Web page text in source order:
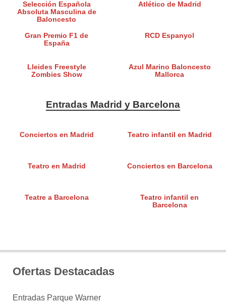
Selección Española
Absoluta Masculina de
Baloncesto
Atlético de Madrid
Gran Premio F1 de
España
RCD Espanyol
Lleides Freestyle
Zombies Show
Azul Marino Baloncesto
Mallorca
Entradas Madrid y Barcelona
Conciertos en Madrid Teatro infantil en Madrid
Teatro en Madrid Conciertos en Barcelona
Teatre a Barcelona
Teatro infantil en
Barcelona
Ofertas Destacadas
Entradas Parque Warner